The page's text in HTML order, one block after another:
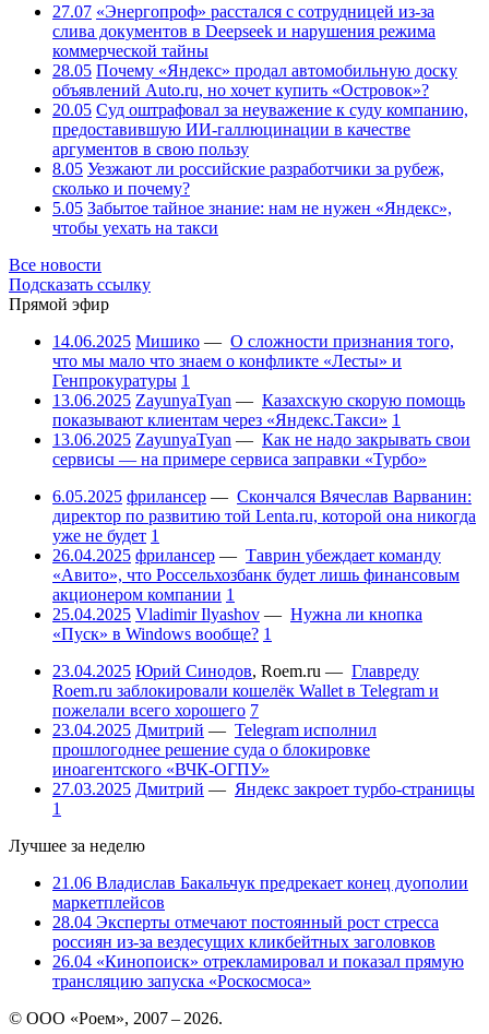
27.07 «Энергопроф» расстался с сотрудницей из-за
слива документов в Deepseek и нарушения режима
коммерческой тайны
28.05 Почему «Яндекс» продал автомобильную доску
объявлений Auto.ru, но хочет купить «Островок»?
20.05 Суд оштрафовал за неуважение к суду компанию,
предоставившую ИИ-галлюцинации в качестве
аргументов в свою пользу
8.05 Уезжают ли российские разработчики за рубеж,
сколько и почему?
5.05 Забытое тайное знание: нам не нужен «Яндекс»,
чтобы уехать на такси
Все новости
Подсказать ссылку
Прямой эфир
14.06.2025 Мишико — О сложности признания того,
что мы мало что знаем о конфликте «Лесты» и
Генпрокуратуры 1
13.06.2025 ZayunyaTyan — Казахскую скорую помощь
показывают клиентам через «Яндекс.Такси» 1
13.06.2025 ZayunyaTyan — Как не надо закрывать свои
сервисы — на примере сервиса заправки «Турбо»
6.05.2025 фрилансер — Скончался Вячеслав Варванин:
директор по развитию той Lenta.ru, которой она никогда
уже не будет 1
26.04.2025 фрилансер — Таврин убеждает команду
«Авито», что Россельхозбанк будет лишь финансовым
акционером компании 1
25.04.2025 Vladimir Ilyashov — Нужна ли кнопка
«Пуск» в Windows вообще? 1
23.04.2025 Юрий Синодов, Roem.ru — Главреду
Roem.ru заблокировали кошелёк Wallet в Telegram и
пожелали всего хорошего 7
23.04.2025 Дмитрий — Telegram исполнил
прошлогоднее решение суда о блокировке
иноагентского «ВЧК-ОГПУ»
27.03.2025 Дмитрий — Яндекс закроет турбо-страницы
1
Лучшее за неделю
21.06 Владислав Бакальчук предрекает конец дуополии
маркетплейсов
28.04 Эксперты отмечают постоянный рост стресса
россиян из-за вездесущих кликбейтных заголовков
26.04 «Кинопоиск» отрекламировал и показал прямую
трансляцию запуска «Роскосмоса»
© ООО «Роем», 2007 – 2026.